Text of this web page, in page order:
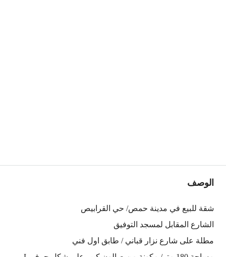
الوصف
شقة للبيع في مدينة حمص/ حي القرابيص
الشارع المقابل لمسجد التوفيق
مطلة على شارع نزار قباني / طابق اول فني